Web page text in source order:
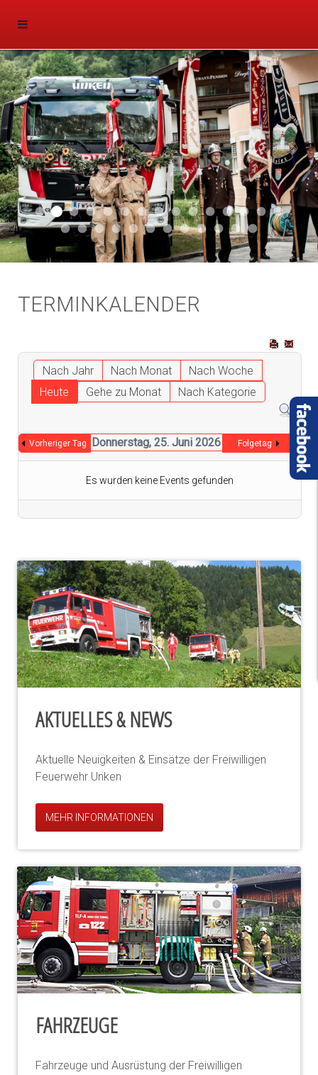
Aktuell 046
Aktuell 047
Start 011Aktuell 044
Aktuell 043
Aktuell 041
Aktuell 042
Aktuell 035
Aktuell 031
Aktuell 032
Aktuell 033
Aktuell 029
Aktuell 027
Aktuell 026
Start
Aktuell 024
Aktuell 019
Auto 010Start 010Start 002
Auto 002
Auto 009Auto 006Start 008
Start 005Start 003Start 006
TERMINKALENDER
Nach Jahr Nach Monat
Nach Woche
Heute
Gehe zu Monat Nach Kategorie
Vorheriger Tag Donnerstag, 25. Juni 2026 Folgetag
Es wurden keine Events gefunden
AKTUELLES & NEWS
Aktuelle Neuigkeiten & Einsätze der Freiwilligen
Feuerwehr Unken
MEHR INFORMATIONEN
FAHRZEUGE
Fahrzeuge und Ausrüstung der Freiwilligen